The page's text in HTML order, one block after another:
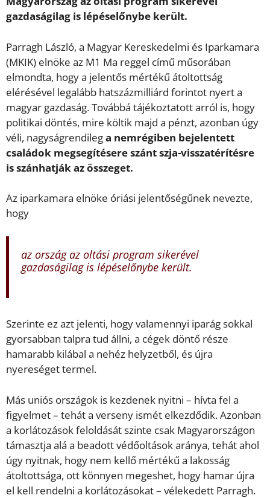
gazdaságilag is lépéselőnybe került.
Parragh László, a Magyar Kereskedelmi és Iparkamara
(MKIK) elnöke az M1 Ma reggel című műsorában
elmondta, hogy a jelentős mértékű átoltottság
elérésével legalább hatszázmilliárd forintot nyert a
magyar gazdaság. Továbbá tájékoztatott arról is, hogy
politikai döntés, mire költik majd a pénzt, azonban úgy
véli, nagyságrendilega nemrégiben bejelentett
családok megsegítésere szánt szja-visszatérítésre
is szánhatják az összeget.
Az iparkamara elnöke óriási jelentőségűnek nevezte,
hogy
az ország az oltási program sikerével
gazdaságilag is lépéselőnybe került.
Szerinte ez azt jelenti, hogy valamennyi iparág sokkal
gyorsabban talpra tud állni, a cégek döntő része
hamarabb kilábal a nehéz helyzetből, és újra
nyereséget termel.
Más uniós országok is kezdenek nyitni – hívta fel a
figyelmet – tehát a verseny ismét elkezdődik. Azonban
a korlátozások feloldását szinte csak Magyarországon
támasztja alá a beadott védőoltások aránya, tehát ahol
úgy nyitnak, hogy nem kellő mértékű a lakosság
átoltottsága, ott könnyen megeshet, hogy hamar újra
el kell rendelni a korlátozásokat – vélekedett Parragh.